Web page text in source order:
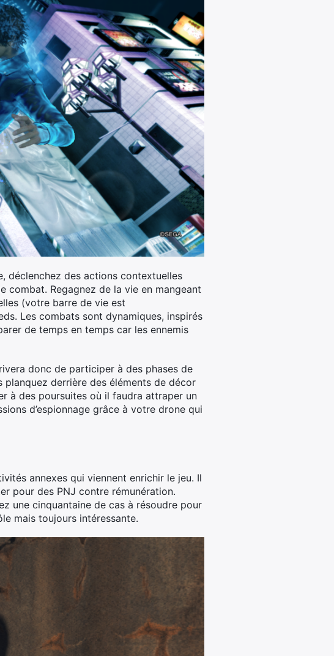
déclenchez des actions contextuelles
Regagnez de la vie en mangeant
(votre barre de vie est
Les combats sont dynamiques, inspirés
de temps en temps car les ennemis
donc de participer à des phases de
derrière des éléments de décor
à des poursuites où il faudra attraper un
d’espionnage grâce à votre drone qui
annexes qui viennent enrichir le jeu. Il
pour des PNJ contre rémunération.
une cinquantaine de cas à résoudre pour
mais toujours intéressante.